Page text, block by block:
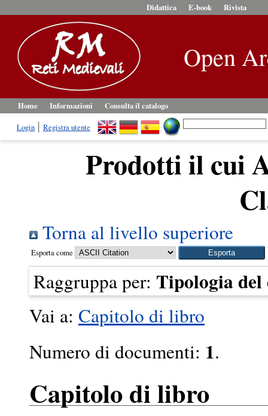
Didattica E-book Rivista
Open
Home Informazioni
Consulta il catalogo
Login
Registra utente
Prodotti il cui
Torna al livello superiore
Esporta come
Raggruppa per: Tipologia del
Vai a: Capitolo di libro
Numero di documenti: 1.
Capitolo di libro